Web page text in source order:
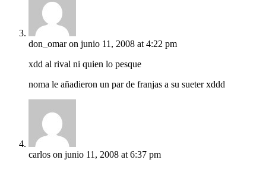
don_omar on junio 11, 2008 at 4:22 pm
xdd al rival ni quien lo pesque
noma le añadieron un par de franjas a su sueter xddd
carlos on junio 11, 2008 at 6:37 pm